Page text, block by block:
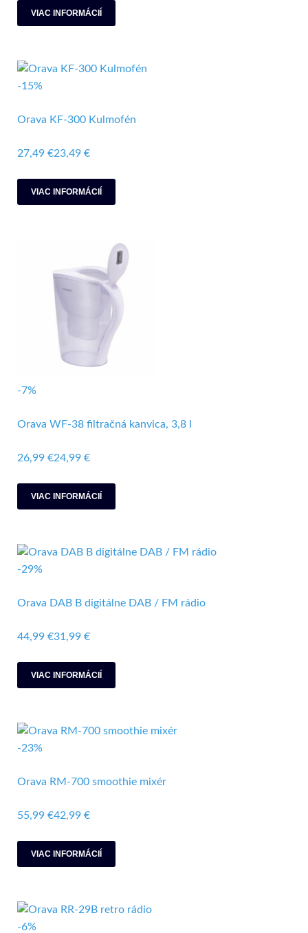
VIAC INFORMÁCIÍ
-15%
Orava KF-300 Kulmofén
27,49 €23,49 €
VIAC INFORMÁCIÍ
-7%
Orava WF-38 filtračná kanvica, 3,8 l
26,99 €24,99 €
VIAC INFORMÁCIÍ
-29%
Orava DAB B digitálne DAB / FM rádio
44,99 €31,99 €
VIAC INFORMÁCIÍ
-23%
Orava RM-700 smoothie mixér
55,99 €42,99 €
VIAC INFORMÁCIÍ
-6%